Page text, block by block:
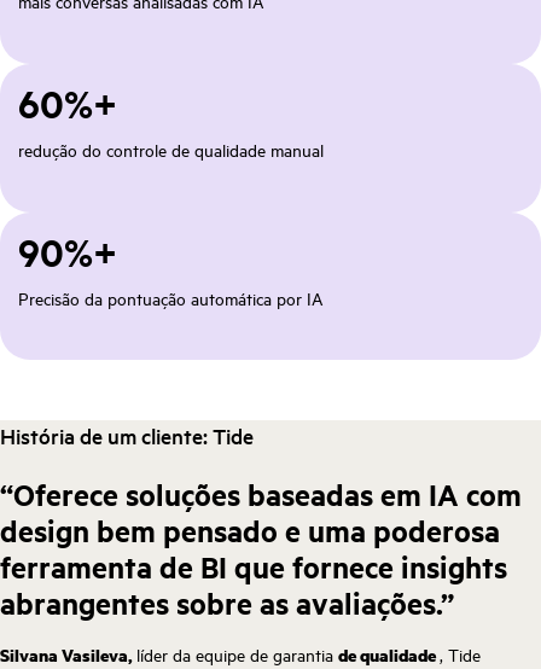
90%+
Precisão da pontuação automática por IA
60%+
redução do controle de qualidade manual
História de um cliente: Tide
“Oferece soluções baseadas em IA com
design bem pensado e uma poderosa
ferramenta de BI que fornece insights
abrangentes sobre as avaliações.”
Silvana Vasileva, líder da equipe de garantia de qualidade, Tide